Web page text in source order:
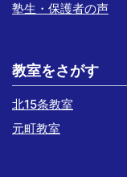
塾生・保護者の声
教室をさがす
北15条教室
元町教室